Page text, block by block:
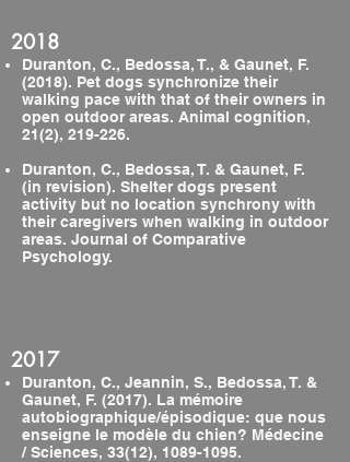
2018
Duranton, C., Bedossa, T., & Gaunet, F.
(2018). Pet dogs synchronize their
walking pace with that of their owners in
open outdoor areas. Animal cognition,
21(2), 219-226.
Duranton, C., Bedossa, T. & Gaunet, F.
(in revision). Shelter dogs present
activity but no location synchrony with
their caregivers when walking in outdoor
areas. Journal of Comparative
Psychology.
2017
Duranton, C., Jeannin, S., Bedossa, T. &
Gaunet, F. (2017). La mémoire
autobiographique/épisodique: que nous
enseigne le modèle du chien? Médecine
/ Sciences, 33(12), 1089-1095.